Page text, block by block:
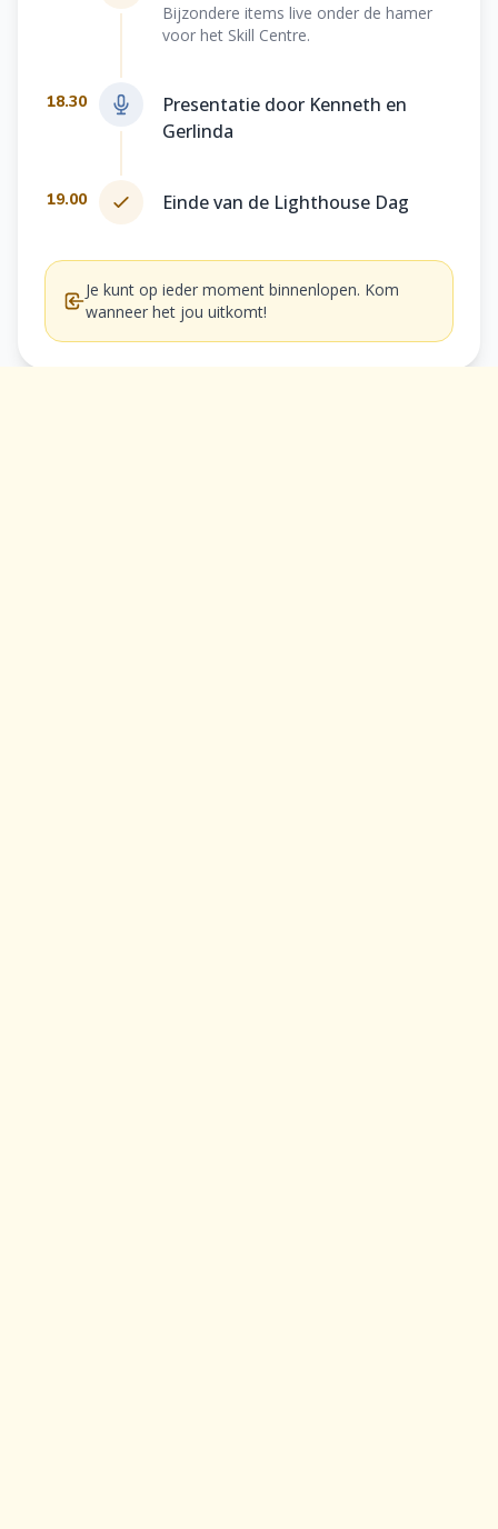
Bijzondere items live onder de hamer
voor het Skill Centre.
18.30
Presentatie door Kenneth en
Gerlinda
19.00 Einde van de Lighthouse Dag
Je kunt op ieder moment binnenlopen. Kom
wanneer het jou uitkomt!